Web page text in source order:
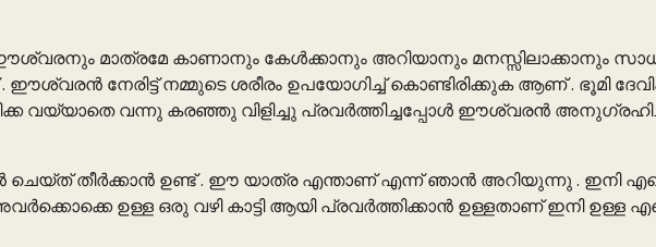
മാത്രമേ കാണാനും കേൾക്കാനും അറിയാനും മനസ്സിലാക്കാനും
നേരിട്ട് നമ്മുടെ ശരീരം ഉപയോഗിച്ച് കൊണ്ടിരിക്കുക ആണ് . ഭൂമി
വയ്യാതെ വന്നു കരഞ്ഞു വിളിച്ചു പ്രവർത്തിച്ചപ്പോൾ ഈശ്വരൻ
തീർക്കാൻ ഉണ്ട് . ഈ യാത്ര എന്താണ് എന്ന് ഞാൻ അറിയുന്നു . ഇനി
ഉള്ള ഒരു വഴി കാട്ടി ആയി പ്രവർത്തിക്കാൻ ഉള്ളതാണ് ഇനി ഉള്ള